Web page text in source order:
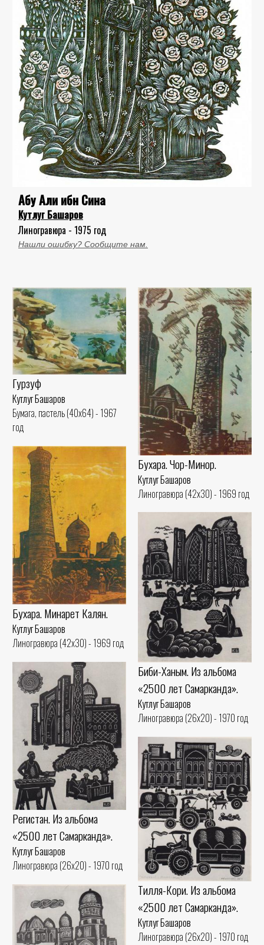
Абу Али ибн Сина
Кутлуг Башаров
Линогравюра - 1975 год
Нашли ошибку? Сообщите нам.
Гурзуф
Кутлуг Башаров
Бумага, пастель (40x64) - 1967
год
Бухара. Чор-Минор.
Кутлуг Башаров
Линогравюра (42x30) - 1969 год
Бухара. Минарет Калян.
Кутлуг Башаров
Линогравюра (42x30) - 1969 год
Биби-Ханым. Из альбома
«2500 лет Самарканда».
Кутлуг Башаров
Линогравюра (26x20) - 1970 год
Регистан. Из альбома
«2500 лет Самарканда».
Кутлуг Башаров
Линогравюра (26x20) - 1970 год
Тилля-Кори. Из альбома
«2500 лет Самарканда».
Кутлуг Башаров
Линогравюра (26x20) - 1970 год